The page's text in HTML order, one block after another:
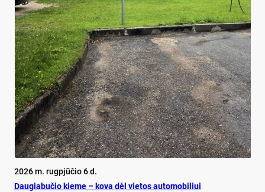
2026 m. rugpjūčio 6 d.
Dau­gia­bu­čio kie­me – ko­va dėl vie­tos au­to­mo­bi­liui